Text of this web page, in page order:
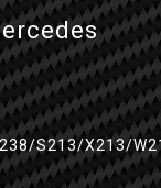
S213/X213/